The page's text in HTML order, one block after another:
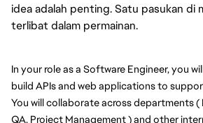
idea adalah penting. Satu pasukan di
terlibat dalam permainan.
In your role as a Software Engineer, you
build APIs and web applications to
You will collaborate across departments (
QA, Project Management ) and other